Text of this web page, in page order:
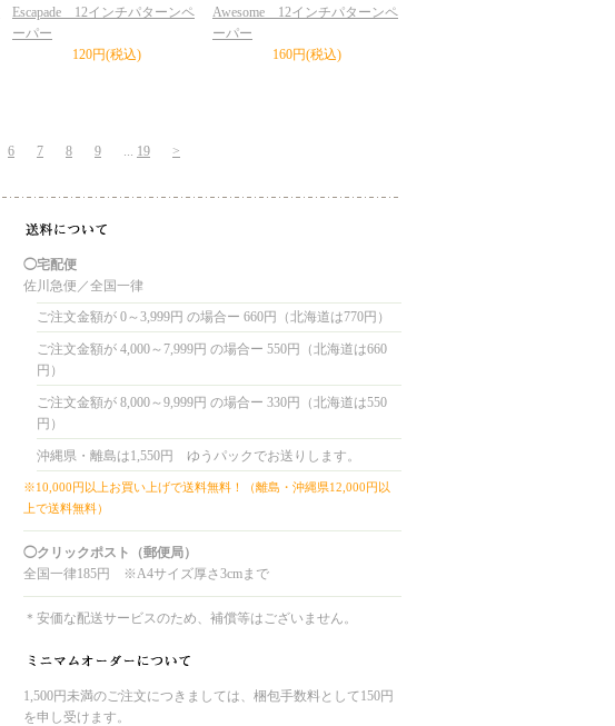
Escapade 12インチパターンペ
ーパー
120円(税込)
Awesome 12インチパターンペ
ーパー
160円(税込)
6 7 8 9 ... 19 >
◯宅配便
佐川急便／全国一律
ご注文金額が 0～3,999円 の場合ー 660円（北海道は770円）
ご注文金額が 4,000～7,999円 の場合ー 550円（北海道は660
円）
ご注文金額が 8,000～9,999円 の場合ー 330円（北海道は550
円）
沖縄県・離島は1,550円 ゆうパックでお送りします。
※10,000円以上お買い上げで送料無料！（離島・沖縄県12,000円以
上で送料無料）
◯クリックポスト（郵便局）
全国一律185円 ※A4サイズ厚さ3cmまで
＊安価な配送サービスのため、補償等はございません。
1,500円未満のご注文につきましては、梱包手数料として150円
を申し受けます。